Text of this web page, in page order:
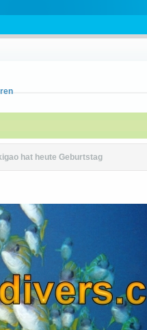
hat heute Geburtstag